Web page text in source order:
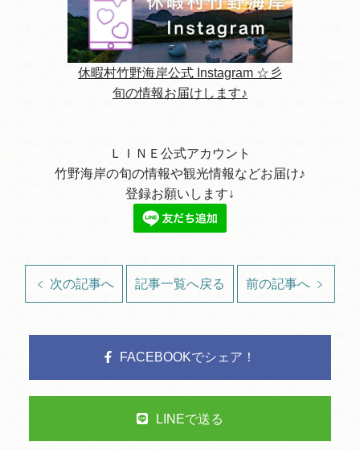
休暇村竹野海岸公式 Instagram ☆彡
旬の情報お届けします♪
ＬＩＮＥ公式アカウント
竹野海岸の旬の情報や観光情報などお届け♪
登録お願いします↓
次の記事へ 記事一覧へ戻る 前の記事へ
FACEBOOKでシェア！
LINEで送る